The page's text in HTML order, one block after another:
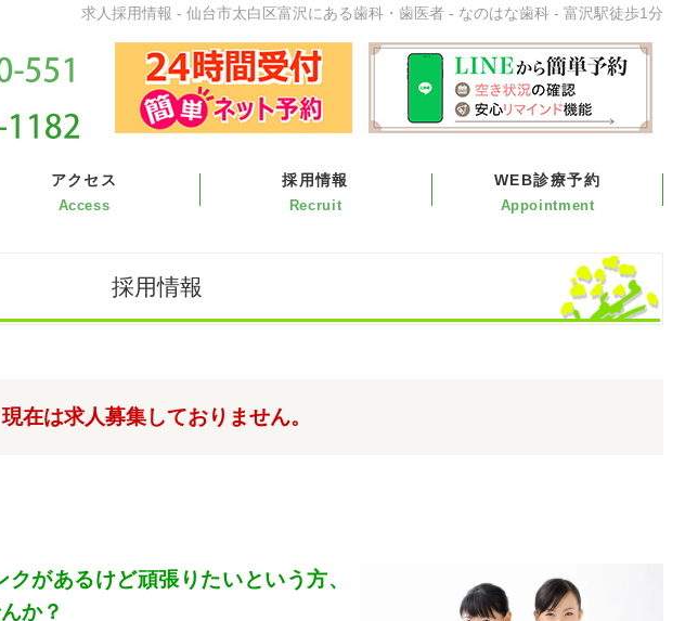
求人採用情報 - 仙台市太白区富沢にある歯科・歯医者 - なのはな歯科 - 富沢駅徒歩1分
アクセス 採用情報 WEB診療予約
採用情報
現在は求人募集しておりません。
があるけど頑張りたいという方、
か？